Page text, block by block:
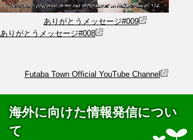
ありがとうメッセージ#009
ありがとうメッセージ#008
Futaba Town Official YouTube Channel
海外に向けた情報発信につい
て